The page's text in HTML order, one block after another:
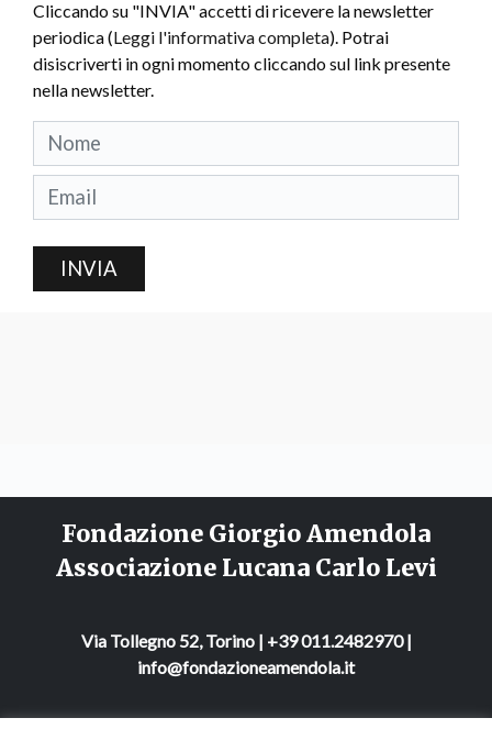
Cliccando su "INVIA" accetti di ricevere la newsletter
periodica (Leggi l'informativa completa). Potrai
disiscriverti in ogni momento cliccando sul link presente
nella newsletter.
INVIA
Fondazione Giorgio Amendola
Associazione Lucana Carlo Levi
Via Tollegno 52, Torino | +39 011.2482970 |
info@fondazioneamendola.it